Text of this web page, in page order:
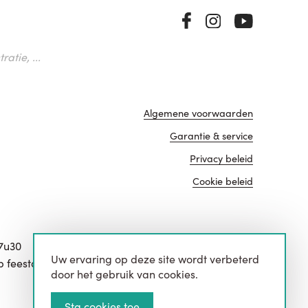
...
feestdagen.
Algemene voorwaarden
Garantie & service
Privacy beleid
Cookie beleid
website door
Uw ervaring op deze site wordt verbeterd
door het gebruik van cookies.